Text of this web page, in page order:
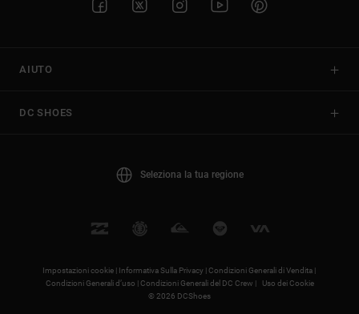
AIUTO
DC SHOES
Seleziona la tua regione
Impostazioni cookie | Informativa Sulla Privacy | Condizioni Generali di Vendita |
Condizioni Generali d’uso | Condizioni Generali del DC Crew |
Uso dei Cookie
© 2026 DCShoes